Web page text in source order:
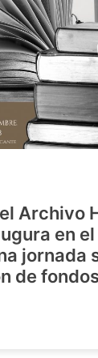
Archivo
en
jornada
de